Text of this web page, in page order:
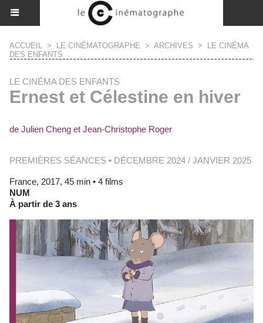
ACCUEIL > LE CINÉMATOGRAPHE > ARCHIVES >
LE CINÉMA
DES ENFANTS
LE CINÉMA DES ENFANTS
Ernest et Célestine en hiver
de Julien Cheng et Jean-Christophe Roger
PREMIÈRES SÉANCES • DÉCEMBRE 2024 / JANVIER 2025
France, 2017, 45 min • 4 films
NUM
À partir de 3 ans